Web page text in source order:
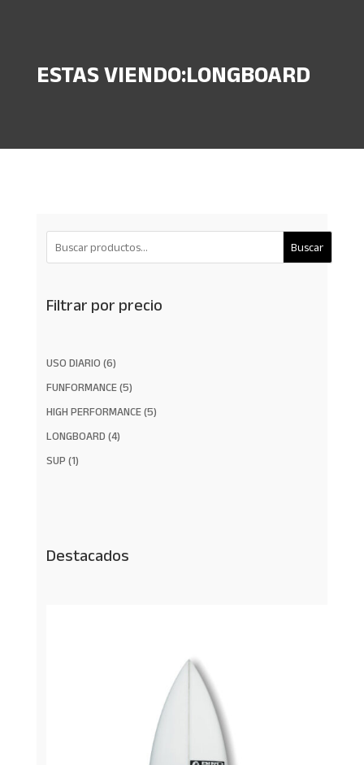
ESTAS VIENDO:LONGBOARD
Buscar
Filtrar por precio
USO DIARIO 66
FUNFORMANCE 55
HIGH PERFORMANCE 55
LONGBOARD 44
SUP 11
Destacados